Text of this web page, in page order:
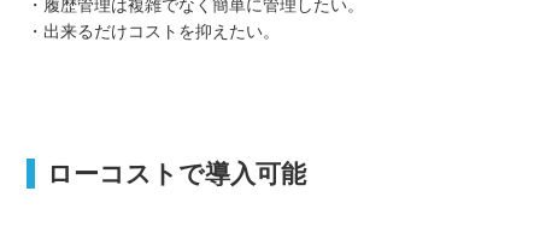
・履歴管理は複雑でなく簡単に管理したい。
・出来るだけコストを抑えたい。
ローコストで導入可能